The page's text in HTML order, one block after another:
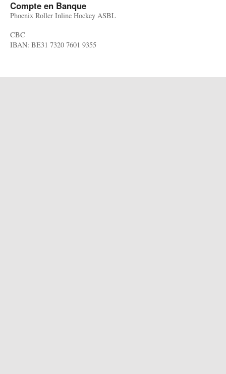
Compte en Banque
Phoenix Roller Inline Hockey ASBL
CBC
IBAN: BE31 7320 7601 9355